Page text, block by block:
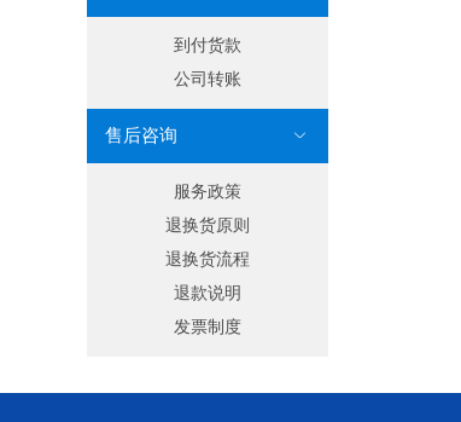
到付货款
公司转账

售后咨询
服务政策
退换货原则
退换货流程
退款说明
发票制度